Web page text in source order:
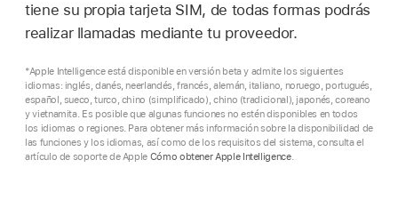
tiene su propia tarjeta SIM, de todas formas podrás
realizar llamadas mediante tu proveedor.
*Apple Intelligence está disponible en versión beta y admite los siguientes
idiomas: inglés, danés, neerlandés, francés, alemán, italiano, noruego, portugués,
español, sueco, turco, chino (simplificado), chino (tradicional), japonés, coreano
y vietnamita. Es posible que algunas funciones no estén disponibles en todos
los idiomas o regiones. Para obtener más información sobre la disponibilidad de
las funciones y los idiomas, así como de los requisitos del sistema, consulta el
artículo de soporte de Apple Cómo obtener Apple Intelligence.